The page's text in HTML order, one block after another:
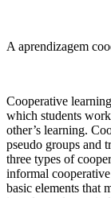
A aprendizagem
Cooperative
which students
other’s learning.
pseudo groups and
three types of
informal
basic elements that